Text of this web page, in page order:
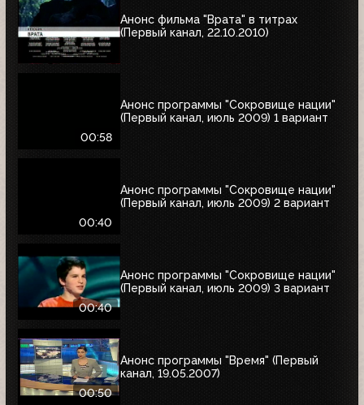
Анонс фильма "Врата" в титрах
(Первый канал, 22.10.2010)
00:58
Анонс программы "Сокровище нации"
(Первый канал, июль 2009) 1 вариант
00:40
Анонс программы "Сокровище нации"
(Первый канал, июль 2009) 2 вариант
00:40
Анонс программы "Сокровище нации"
(Первый канал, июль 2009) 3 вариант
00:50
Анонс программы "Время" (Первый
канал, 19.05.2007)